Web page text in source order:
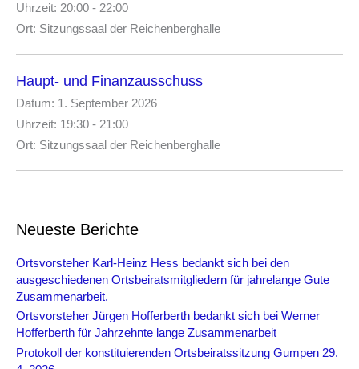
h
:
Uhrzeit: 20:00 - 22:00
Ort: Sitzungssaal der Reichenberghalle
Haupt- und Finanzausschuss
Datum: 1. September 2026
Uhrzeit: 19:30 - 21:00
Ort: Sitzungssaal der Reichenberghalle
Neueste Berichte
Ortsvorsteher Karl-Heinz Hess bedankt sich bei den
ausgeschiedenen Ortsbeiratsmitgliedern für jahrelange Gute
Zusammenarbeit.
Ortsvorsteher Jürgen Hofferberth bedankt sich bei Werner
Hofferberth für Jahrzehnte lange Zusammenarbeit
Protokoll der konstituierenden Ortsbeiratssitzung Gumpen 29.